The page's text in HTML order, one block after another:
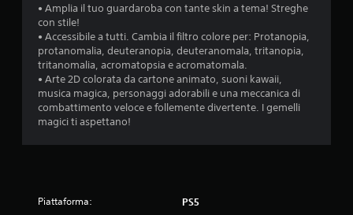
• Amplia il tuo guardaroba con tante skin a tema! Streghe
con stile!
• Accessibile a tutti. Cambia il filtro colore per: Protanopia,
protanomalia, deuteranopia, deuteranomala, tritanopia,
tritanomalia, acromatopsia e acromatomala.
• Arte 2D colorata da cartone animato, suoni kawaii,
musica magica, personaggi adorabili e una meccanica di
combattimento veloce e follemente divertente. I gemelli
magici ti aspettano!
Piattaforma: PS5